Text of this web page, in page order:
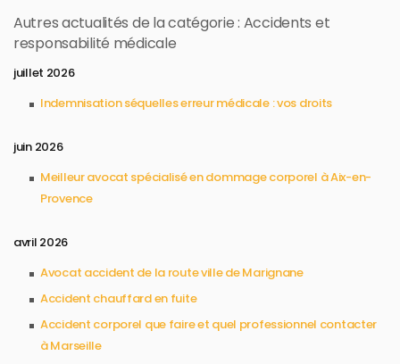
Autres actualités de la catégorie : Accidents et
responsabilité médicale
juillet 2026
Indemnisation séquelles erreur médicale : vos droits
juin 2026
Meilleur avocat spécialisé en dommage corporel à Aix-en-
Provence
avril 2026
Avocat accident de la route ville de Marignane
Accident chauffard en fuite
Accident corporel que faire et quel professionnel contacter
à Marseille